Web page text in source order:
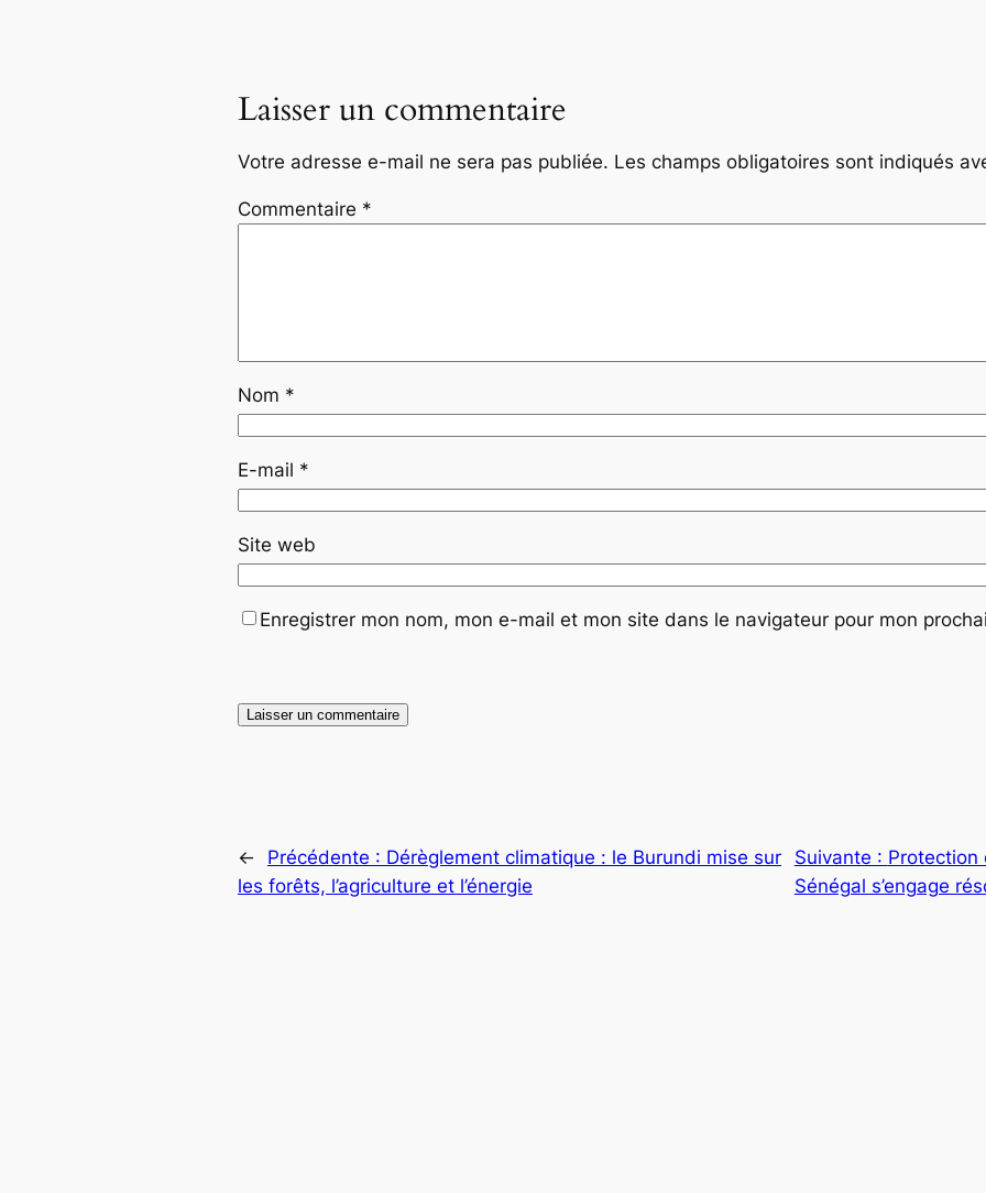
Laisser un commentaire
Votre adresse e-mail ne sera pas publiée. Les champs obligatoires sont indiqués
Commentaire *
Nom *
E-mail *
Site web
Enregistrer mon nom, mon e-mail et mon site dans le navigateur pour mon
← Précédente : Dérèglement climatique : le Burundi mise sur
les forêts, l’agriculture et l’énergie
Suivante : Protection
Sénégal s’engage